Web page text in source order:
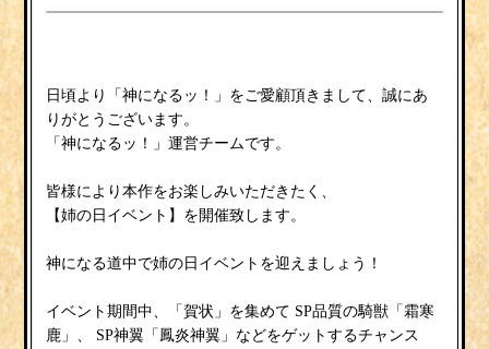
日頃より「神になるッ！」をご愛顧頂きまして、誠にあ
りがとうございます。
「神になるッ！」運営チームです。
皆様により本作をお楽しみいただきたく、
【姉の日イベント】 を開催致します。
神になる道中で姉の日イベント を迎えましょう！
イベント期間中、「賀状 」を集めて SP品質の騎獣「 霜寒
鹿 」、 SP神翼「 鳳炎神翼 」などをゲットするチャンス